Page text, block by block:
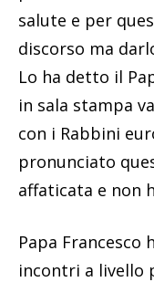
salute e per
discorso ma
Lo ha detto il
in sala stampa
con i Rabbini
pronunciato
affaticata e non
Papa Francesco
incontri a livello